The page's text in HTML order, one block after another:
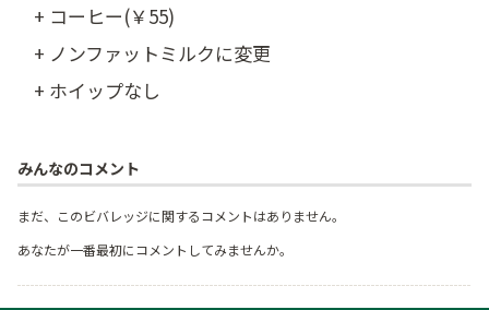
+ コーヒー(￥55)
+ ノンファットミルクに変更
+ ホイップなし
みんなのコメント
まだ、このビバレッジに関するコメントはありません。
あなたが一番最初にコメントしてみませんか。